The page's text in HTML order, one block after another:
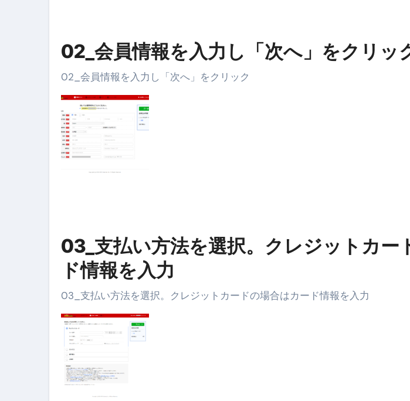
02_会員情報を入力し「次へ」をクリッ
02_会員情報を入力し「次へ」をクリック
03_支払い方法を選択。クレジットカー
ド情報を入力
03_支払い方法を選択。クレジットカードの場合はカード情報を入力